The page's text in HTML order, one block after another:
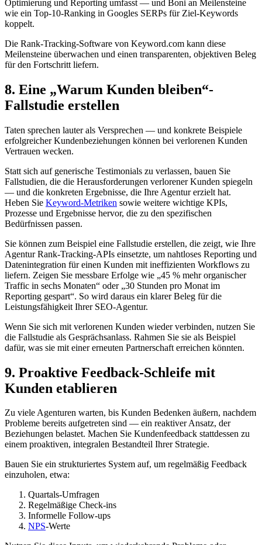
Optimierung und Reporting umfasst — und Boni an Meilensteine
wie ein Top-10-Ranking in Googles SERPs für Ziel-Keywords
koppelt.
Die Rank-Tracking-Software von Keyword.com kann diese
Meilensteine überwachen und einen transparenten, objektiven Beleg
für den Fortschritt liefern.
8. Eine „Warum Kunden bleiben“-
Fallstudie erstellen
Taten sprechen lauter als Versprechen — und konkrete Beispiele
erfolgreicher Kundenbeziehungen können bei verlorenen Kunden
Vertrauen wecken.
Statt sich auf generische Testimonials zu verlassen, bauen Sie
Fallstudien, die die Herausforderungen verlorener Kunden spiegeln
— und die konkreten Ergebnisse, die Ihre Agentur erzielt hat.
Heben Sie Keyword-Metriken sowie weitere wichtige KPIs,
Prozesse und Ergebnisse hervor, die zu den spezifischen
Bedürfnissen passen.
Sie können zum Beispiel eine Fallstudie erstellen, die zeigt, wie Ihre
Agentur Rank-Tracking-APIs einsetzte, um nahtloses Reporting und
Datenintegration für einen Kunden mit ineffizienten Workflows zu
liefern. Zeigen Sie messbare Erfolge wie „45 % mehr organischer
Traffic in sechs Monaten“ oder „30 Stunden pro Monat im
Reporting gespart“. So wird daraus ein klarer Beleg für die
Leistungsfähigkeit Ihrer SEO-Agentur.
Wenn Sie sich mit verlorenen Kunden wieder verbinden, nutzen Sie
die Fallstudie als Gesprächsanlass. Rahmen Sie sie als Beispiel
dafür, was sie mit einer erneuten Partnerschaft erreichen könnten.
9. Proaktive Feedback-Schleife mit
Kunden etablieren
Zu viele Agenturen warten, bis Kunden Bedenken äußern, nachdem
Probleme bereits aufgetreten sind — ein reaktiver Ansatz, der
Beziehungen belastet. Machen Sie Kundenfeedback stattdessen zu
einem proaktiven, integralen Bestandteil Ihrer Strategie.
Bauen Sie ein strukturiertes System auf, um regelmäßig Feedback
einzuholen, etwa:
Quartals-Umfragen
Regelmäßige Check-ins
Informelle Follow-ups
NPS-Werte